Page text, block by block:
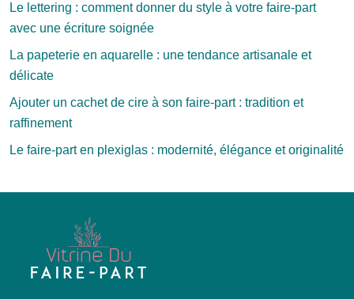
Le lettering : comment donner du style à votre faire-part
avec une écriture soignée
La papeterie en aquarelle : une tendance artisanale et
délicate
Ajouter un cachet de cire à son faire-part : tradition et
raffinement
Le faire-part en plexiglas : modernité, élégance et originalité